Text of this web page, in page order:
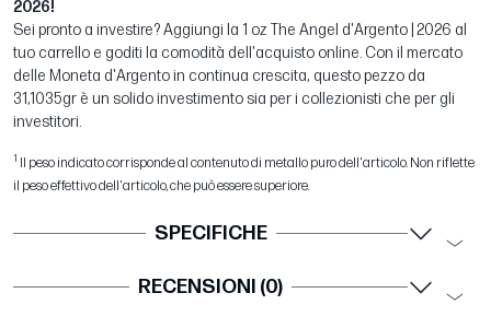
2026!
Sei pronto a investire? Aggiungi la 1 oz The Angel d'Argento | 2026 al
tuo carrello e goditi la comodità dell'acquisto online. Con il mercato
delle Moneta d'Argento in continua crescita, questo pezzo da
31,1035gr è un solido investimento sia per i collezionisti che per gli
investitori.
1 Il peso indicato corrisponde al contenuto di metallo puro dell'articolo. Non riflette
il peso effettivo dell'articolo, che può essere superiore.
SPECIFICHE
RECENSIONI (0)